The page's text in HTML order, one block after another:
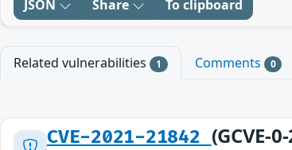
JSON Share To clipboard
Related vulnerabilities 1 Comments 0
CVE-2021-21842 (GCVE-